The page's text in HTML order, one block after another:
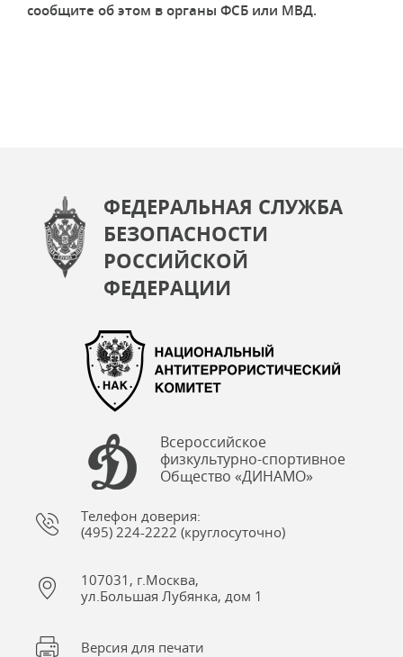
сообщите об этом в органы ФСБ или МВД.
ФЕДЕРАЛЬНАЯ СЛУЖБА
БЕЗОПАСНОСТИ
РОССИЙСКОЙ
ФЕДЕРАЦИИ
Всероссийское
физкультурно-спортивное
Общество «ДИНАМО»
Телефон доверия:
(495) 224-2222 (круглосуточно)
107031, г.Москва,
ул.Большая Лубянка, дом 1
Версия для печати